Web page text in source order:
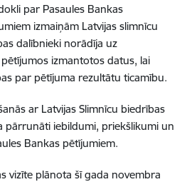
par Pasaules Bankas
izmaiņām Latvijas slimnīcu
dalībnieki norādīja uz
izmantotos datus, lai
par pētījuma rezultātu ticamību.
ar Latvijas Slimnīcu biedrības
pārrunāti iebildumi, priekšlikumi un
Bankas pētījumiem.
vizīte plānota šī gada novembra